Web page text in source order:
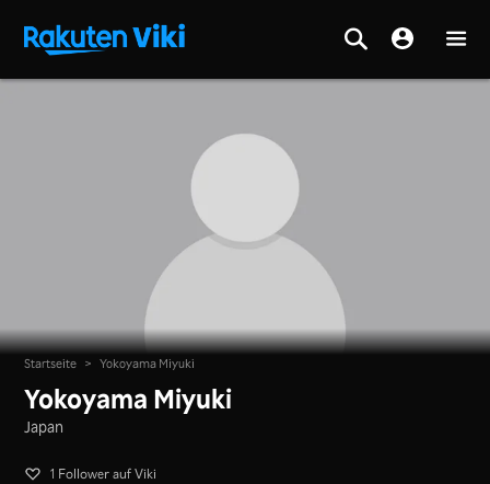
Startseite > Yokoyama Miyuki
Yokoyama Miyuki
Japan
1 Follower auf Viki